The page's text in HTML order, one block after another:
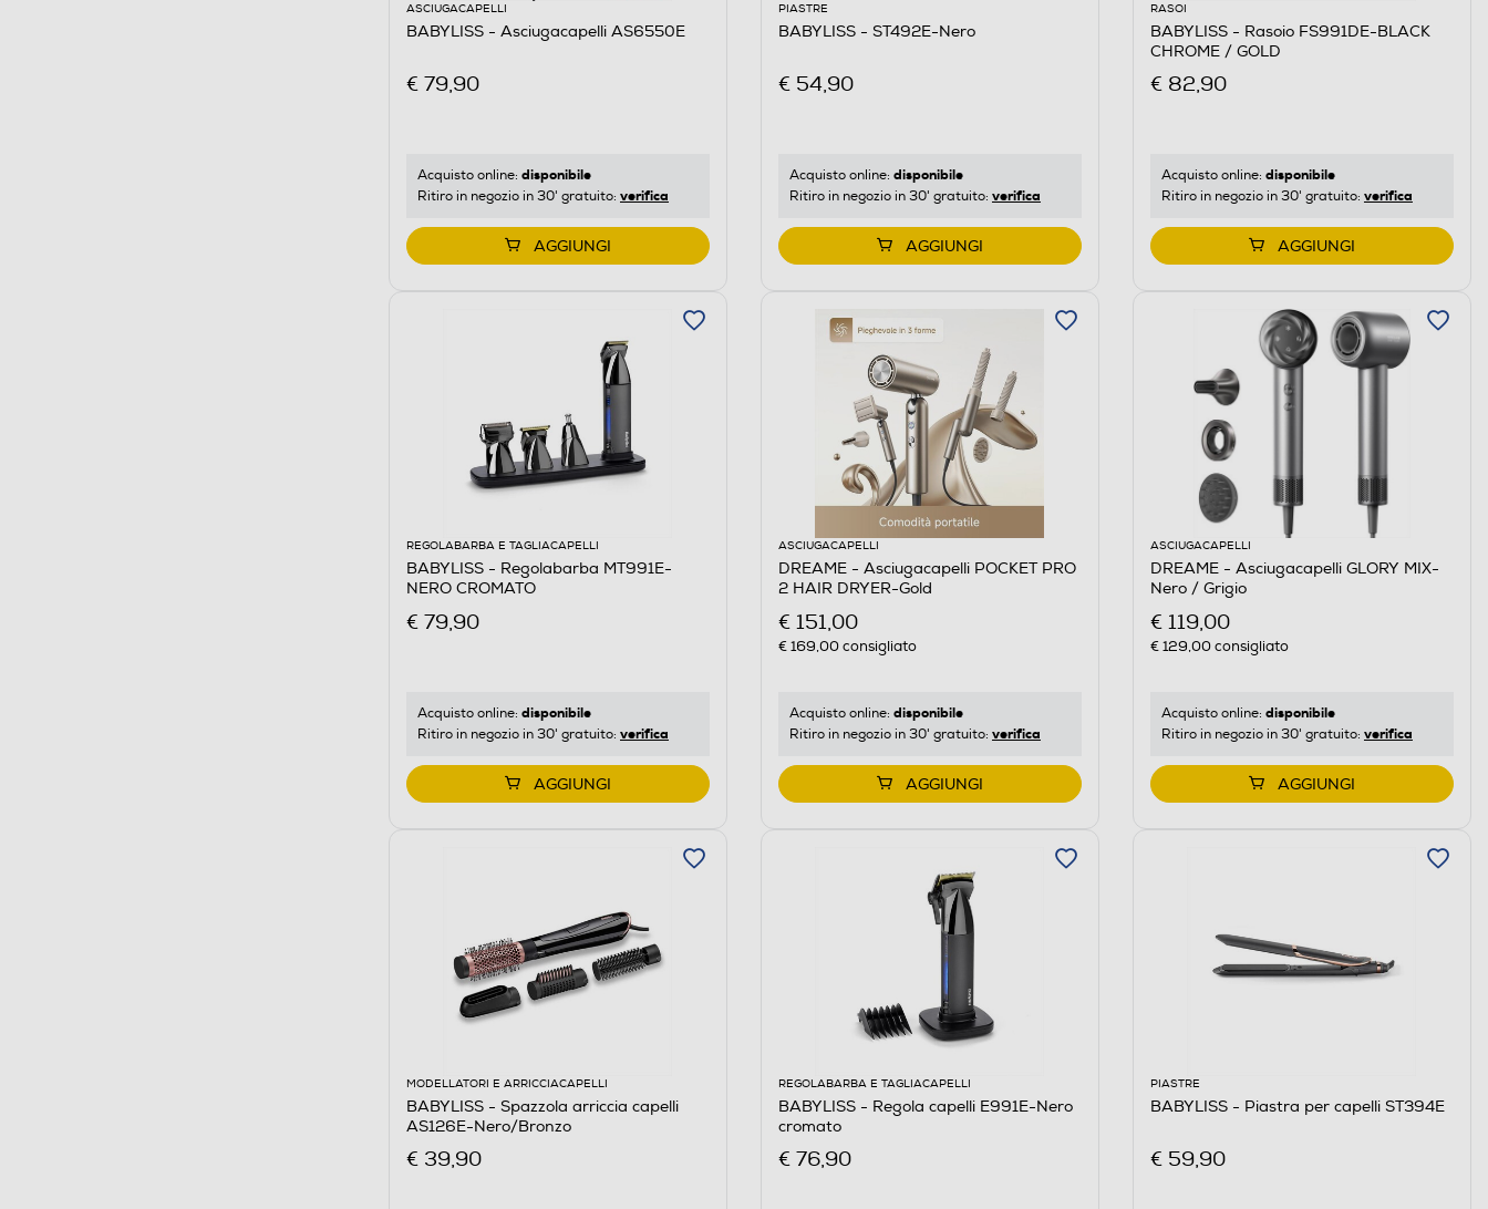
ASCIUGACAPELLI
BABYLISS - Asciugacapelli AS6550E
€ 79,90
Acquisto online: disponibile
Ritiro in negozio in 30' gratuito: verifica
AGGIUNGI
PIASTRE
BABYLISS - ST492E-Nero
€ 54,90
Acquisto online: disponibile
Ritiro in negozio in 30' gratuito: verifica
AGGIUNGI
RASOI
BABYLISS - Rasoio FS991DE-BLACK
CHROME / GOLD
€ 82,90
Acquisto online: disponibile
Ritiro in negozio in 30' gratuito: verifica
AGGIUNGI
REGOLABARBA E TAGLIACAPELLI
BABYLISS - Regolabarba MT991E-
NERO CROMATO
€ 79,90
Acquisto online: disponibile
Ritiro in negozio in 30' gratuito: verifica
AGGIUNGI
ASCIUGACAPELLI
DREAME - Asciugacapelli POCKET PRO
2 HAIR DRYER-Gold
€ 151,00
€ 169,00consigliato
Acquisto online: disponibile
Ritiro in negozio in 30' gratuito: verifica
AGGIUNGI
ASCIUGACAPELLI
DREAME - Asciugacapelli GLORY MIX-
Nero / Grigio
€ 119,00
€ 129,00consigliato
Acquisto online: disponibile
Ritiro in negozio in 30' gratuito: verifica
AGGIUNGI
MODELLATORI E ARRICCIACAPELLI
BABYLISS - Spazzola arriccia capelli
AS126E-Nero/Bronzo
€ 39,90
REGOLABARBA E TAGLIACAPELLI
BABYLISS - Regola capelli E991E-Nero
cromato
€ 76,90
PIASTRE
BABYLISS - Piastra per capelli ST394E
€ 59,90